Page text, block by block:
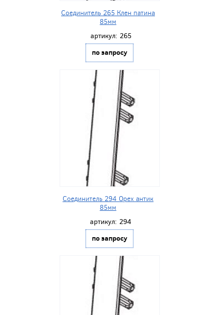
Соединитель 265 Клен патина
85мм
артикул: 265
по запросу
Соединитель 294 Орех антик
85мм
артикул: 294
по запросу